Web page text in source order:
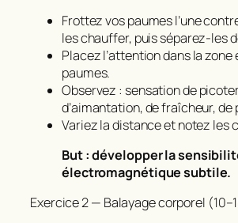
Frottez vos paumes l’une
les chauffer, puis séparez‑les
Placez l’attention dans la zone
paumes.
Observez : sensation de
d’aimantation, de fraîcheur, de
Variez la distance et notez les
But : développer la
électromagnétique subtile.
Exercice 2 — Balayage corporel